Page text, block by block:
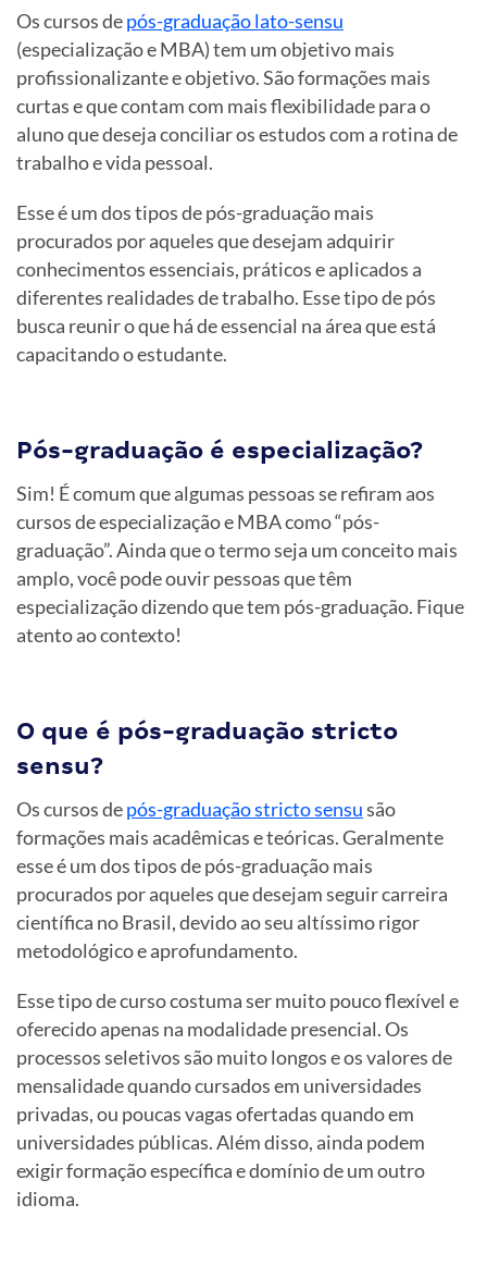
Os cursos depós-graduação lato-sensu
(especialização e MBA) tem um objetivo mais
profissionalizante e objetivo. São formações mais
curtas e que contam com mais flexibilidade para o
aluno que deseja conciliar os estudos com a rotina de
trabalho e vida pessoal.
Esse é um dos tipos de pós-graduação mais
procurados por aqueles que desejam adquirir
conhecimentos essenciais, práticos e aplicados a
diferentes realidades de trabalho. Esse tipo de pós
busca reunir o que há de essencial na área que está
capacitando o estudante.
Pós-graduação é especialização?
Sim! É comum que algumas pessoas se refiram aos
cursos de especialização e MBA como “pós-
graduação”. Ainda que o termo seja um conceito mais
amplo, você pode ouvir pessoas que têm
especialização dizendo que tem pós-graduação. Fique
atento ao contexto!
O que é pós-graduação stricto
sensu?
Os cursos depós-graduação stricto sensusão
formações mais acadêmicas e teóricas. Geralmente
esse é um dos tipos de pós-graduação mais
procurados por aqueles que desejam seguir carreira
científica no Brasil, devido ao seu altíssimo rigor
metodológico e aprofundamento.
Esse tipo de curso costuma ser muito pouco flexível e
oferecido apenas na modalidade presencial. Os
processos seletivos são muito longos e os valores de
mensalidade quando cursados em universidades
privadas, ou poucas vagas ofertadas quando em
universidades públicas. Além disso, ainda podem
exigir formação específica e domínio de um outro
idioma.